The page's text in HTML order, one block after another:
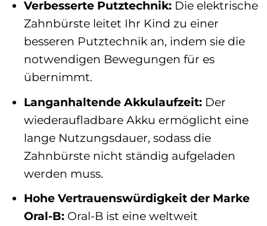
Verbesserte Putztechnik:Die elektrische
Zahnbürste leitet Ihr Kind zu einer
besseren Putztechnik an, indem sie die
notwendigen Bewegungen für es
übernimmt.
Langanhaltende Akkulaufzeit:Der
wiederaufladbare Akku ermöglicht eine
lange Nutzungsdauer, sodass die
Zahnbürste nicht ständig aufgeladen
werden muss.
Hohe Vertrauenswürdigkeit der Marke
Oral-B:Oral-B ist eine weltweit